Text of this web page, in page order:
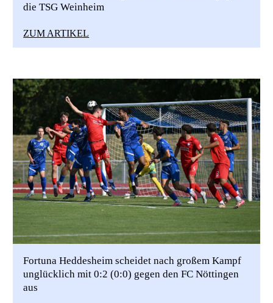
die TSG Weinheim
ZUM ARTIKEL
Fortuna Heddesheim scheidet nach großem Kampf
unglücklich mit 0:2 (0:0) gegen den FC Nöttingen
aus